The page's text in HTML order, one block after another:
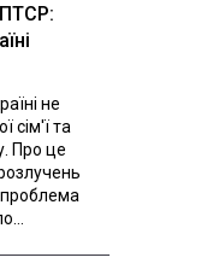
ПТСР:
не
сім'ї та
Про це